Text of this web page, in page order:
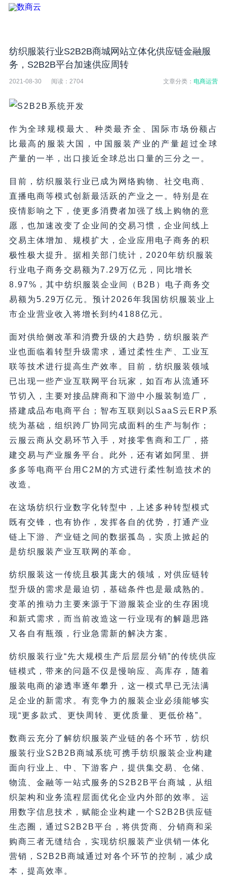
纺织服装行业S2B2B商城网站立体化供应链金融服
务，S2B2B平台加速供应周转
2021-08-30 阅读： 2704 文章分类：电商运营
作为全球规模最大、种类最齐全、国际市场份额占
比最高的服装大国，中国服装产业的产量超过全球
产量的一半，出口接近全球总出口量的三分之一。
目前，纺织服装行业已成为网络购物、社交电商、
直播电商等模式创新最活跃的产业之一。特别是在
疫情影响之下，使更多消费者加强了线上购物的意
愿，也加速改变了企业间的交易习惯，企业间线上
交易主体增加、规模扩大，企业应用电子商务的积
极性极大提升。据相关部门统计，2020年纺织服装
行业电子商务交易额为7.29万亿元，同比增长
8.97%，其中纺织服装企业间（B2B）电子商务交
易额为5.29万亿元。预计2026年我国纺织服装业上
市企业营业收入将增长到约4188亿元。
面对供给侧改革和消费升级的大趋势，纺织服装产
业也面临着转型升级需求，通过柔性生产、工业互
联等技术进行提高生产效率。目前，纺织服装领域
已出现一些产业互联网平台玩家，如百布从流通环
节切入，主要对接品牌商和下游中小服装制造厂，
搭建成品布电商平台；智布互联则以SaaS云ERP系
统为基础，组织跨厂协同完成面料的生产与制作；
云服云商从交易环节入手，对接零售商和工厂，搭
建交易与产业服务平台。此外，还有诸如阿里、拼
多多等电商平台用C2M的方式进行柔性制造技术的
改造。
在这场纺织行业数字化转型中，上述多种转型模式
既有交锋，也有协作，发挥各自的优势，打通产业
链上下游、产业链之间的数据孤岛，实质上掀起的
是纺织服装产业互联网的革命。
纺织服装这一传统且极其庞大的领域，对供应链转
型升级的需求是最迫切，基础条件也是最成熟的。
变革的推动力主要来源于下游服装企业的生存困境
和新式需求，而当前改造这一行业现有的解题思路
又各自有瓶颈，行业急需新的解决方案。
纺织服装行业“先大规模生产后层层分销”的传统供应
链模式，带来的问题不仅是慢响应、高库存，随着
服装电商的渗透率逐年攀升，这一模式早已无法满
足企业的新需求。有竞争力的服装企业必须能够实
现“更多款式、更快周转、更优质量、更低价格”。
数商云充分了解纺织服装产业链的各个环节，纺织
服装行业S2B2B商城系统可携手纺织服装企业构建
面向行业上、中、下游客户，提供集交易、仓储、
物流、金融等一站式服务的S2B2B平台商城，从组
织架构和业务流程层面优化企业内外部的效率。运
用数字信息技术，赋能企业构建一个S2B2B供应链
生态圈，通过S2B2B平台，将供货商、分销商和采
购商三者无缝结合，实现纺织服装产业供销一体化
营销，S2B2B商城通过对各个环节的控制，减少成
本，提高效率。